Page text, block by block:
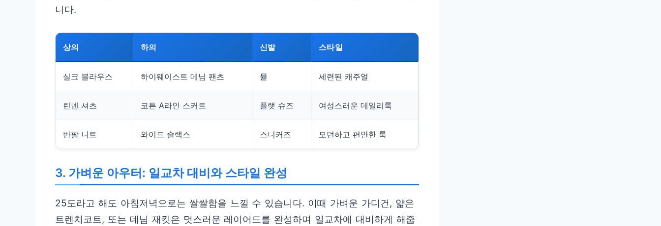
니다.
상의 하의 신발 스타일
실크 블라우스 하이웨이스트 데님 팬츠 뮬 세련된 캐주얼
린넨 셔츠 코튼 A라인 스커트 플랫 슈즈 여성스러운 데일리룩
반팔 니트 와이드 슬랙스 스니커즈 모던하고 편안한 룩
3. 가벼운 아우터: 일교차 대비와 스타일 완성
25도라고 해도 아침저녁으로는 쌀쌀함을 느낄 수 있습니다. 이때 가벼운 가디건, 얇은
트렌치코트, 또는 데님 재킷은 멋스러운 레이어드를 완성하며 일교차에 대비하게 해줍